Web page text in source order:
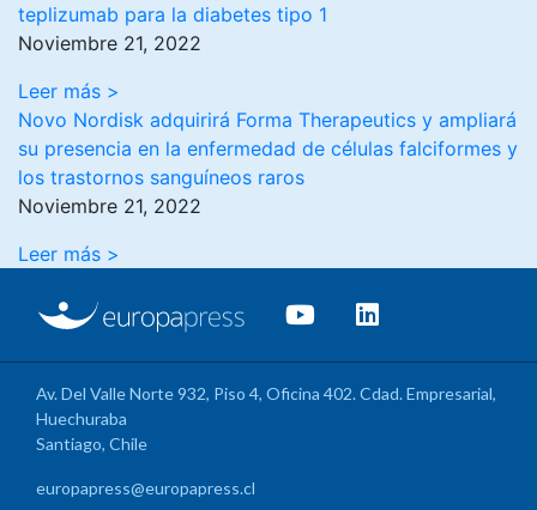
teplizumab para la diabetes tipo 1
Noviembre 21, 2022
Leer más >
Novo Nordisk adquirirá Forma Therapeutics y ampliará
su presencia en la enfermedad de células falciformes y
los trastornos sanguíneos raros
Noviembre 21, 2022
Leer más >
Av. Del Valle Norte 932, Piso 4, Oficina 402. Cdad. Empresarial,
Huechuraba
Santiago, Chile
europapress@europapress.cl